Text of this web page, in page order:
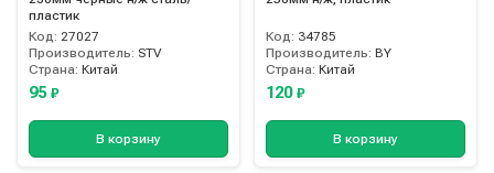
пластик
Код: 27027
Производитель: STV
Страна: Китай
95 ₽
В корзину
Код: 34785
Производитель: BY
Страна: Китай
120 ₽
В корзину